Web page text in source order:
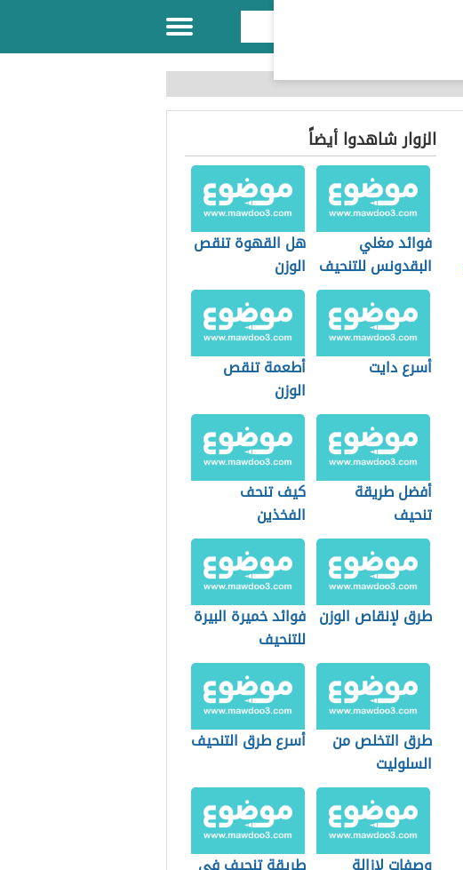
الزوار شاهدوا أيضاً
فوائد مغلي
البقدونس للتنحيف
هل القهوة تنقص
الوزن
أسرع دايت
أطعمة تنقص
الوزن
أفضل طريقة
تنحيف
كيف تنحف
الفخذين
طرق لإنقاص الوزن فوائد خميرة البيرة
للتنحيف
طرق التخلص من
السلوليت
أسرع طرق التنحيف